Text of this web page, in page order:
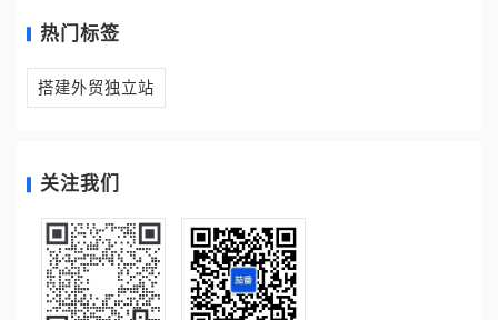
热门标签
搭建外贸独立站
关注我们